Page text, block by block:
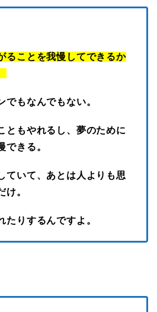
ることを我慢してできるか
でもなんでもない。
ともやれるし、夢のために
できる。
ていて、あとは人よりも思
け。
たりするんですよ。